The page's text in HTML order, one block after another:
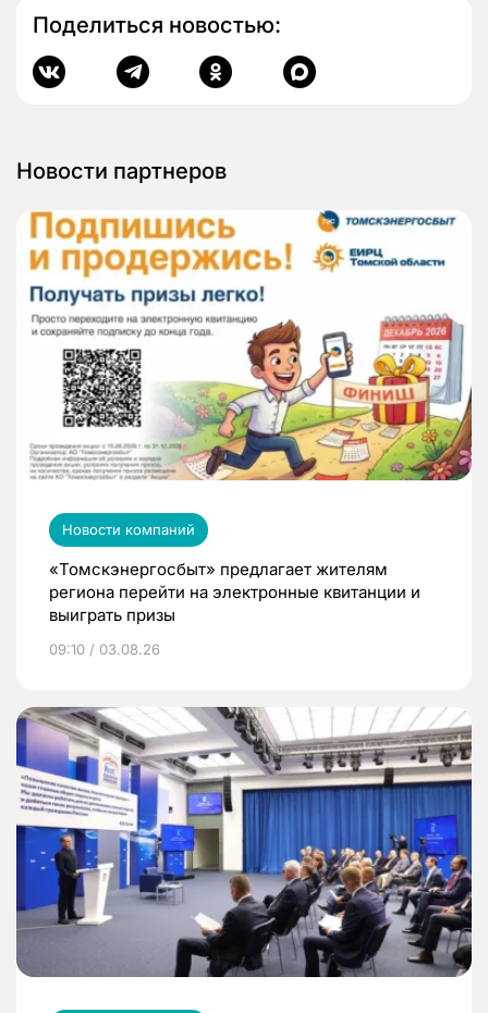
Поделиться новостью:
Новости партнеров
Новости компаний
«Томскэнергосбыт» предлагает жителям
региона перейти на электронные квитанции и
выиграть призы
09:10 / 03.08.26